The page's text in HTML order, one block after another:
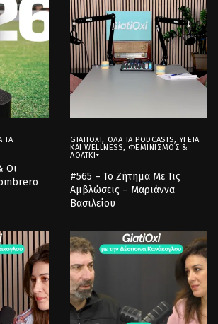
ΤΑ
Οι
GIATIOXI, ΌΛΑ ΤΑ PODCASTS, ΥΓΕΊΑ
ΚΑΙ WELLNESS, ΦΕΜΙΝΙΣΜΌΣ &
ΛΟΑΤΚΙ+
#565 – Το Ζήτημα Με Τις
Αμβλώσεις – Μαριάννα
Βασιλείου